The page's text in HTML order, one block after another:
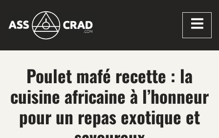
Poulet mafé recette : la
cuisine africaine à l’honneur
pour un repas exotique et